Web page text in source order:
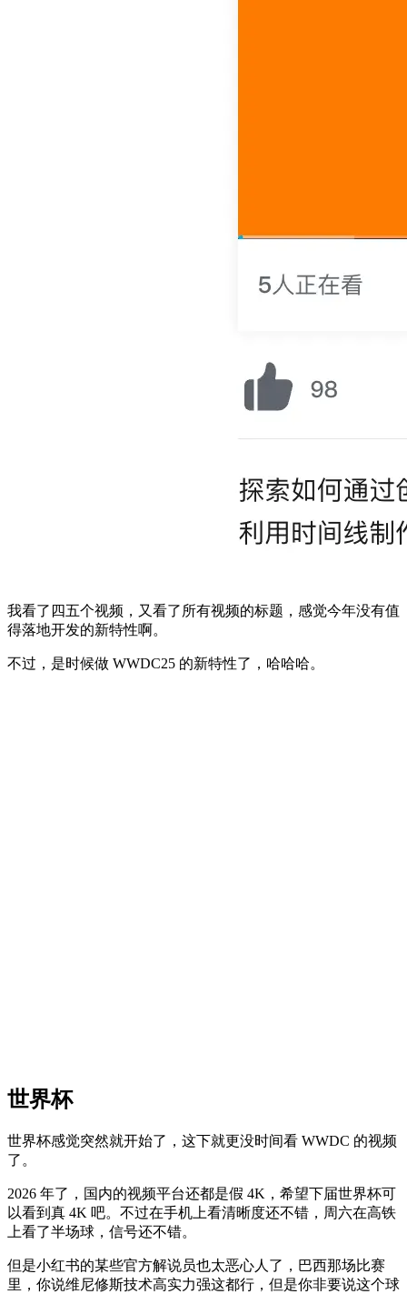
我看了四五个视频，又看了所有视频的标题，感觉今年没有值
得落地开发的新特性啊。
不过，是时候做 WWDC25 的新特性了，哈哈哈。
世界杯
世界杯感觉突然就开始了，这下就更没时间看 WWDC 的视频
了。
2026 年了，国内的视频平台还都是假 4K，希望下届世界杯可
以看到真 4K 吧。不过在手机上看清晰度还不错，周六在高铁
上看了半场球，信号还不错。
但是小红书的某些官方解说员也太恶心人了，巴西那场比赛
里，你说维尼修斯技术高实力强这都行，但是你非要说这个球